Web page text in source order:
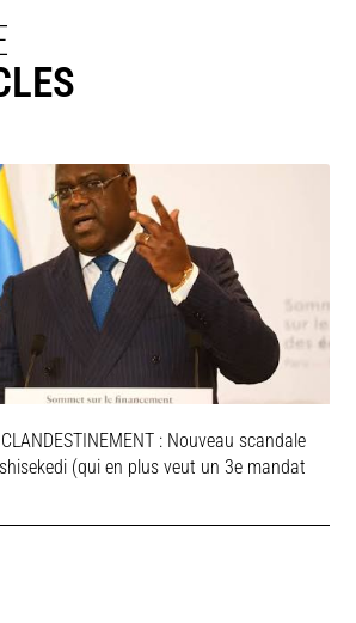
: Nouveau scandale
(qui en plus veut un 3e mandat